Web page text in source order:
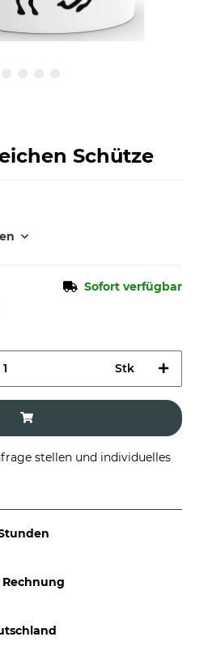
Schütze
Sofort verfügbar
Stk
stellen und individuelles